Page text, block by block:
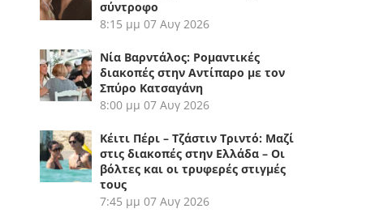
σύντροφο
8:15 μμ 07 Αυγ 2026
Νία Βαρντάλος: Ρομαντικές
διακοπές στην Αντίπαρο με τον
Σπύρο Κατσαγάνη
8:00 μμ 07 Αυγ 2026
Κέιτι Πέρι – Τζάστιν Τριντό: Μαζί
στις διακοπές στην Ελλάδα – Οι
βόλτες και οι τρυφερές στιγμές
τους
7:45 μμ 07 Αυγ 2026